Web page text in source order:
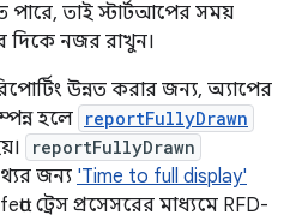
পারে, তাই স্টার্টআপের সময়
দিকে নজর রাখুন।
উন্নত করার জন্য, অ্যাপের
হলে reportFullyDrawn
reportFullyDrawn
জন্য 'Time to full display'
ট্রেস প্রসেসরের মাধ্যমে RFD-